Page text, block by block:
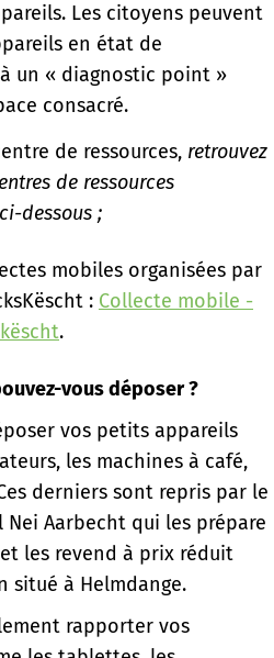
Les citoyens peuvent
en état de
un « diagnostic point »
consacré.
de ressources, retrouvez
de ressources
dessous ;
mobiles organisées par
: Collecte mobile -
.
vous déposer ?
vos petits appareils
les machines à café,
derniers sont repris par le
Aarbecht qui les prépare
les revend à prix réduit
situé à Helmdange.
rapporter vos